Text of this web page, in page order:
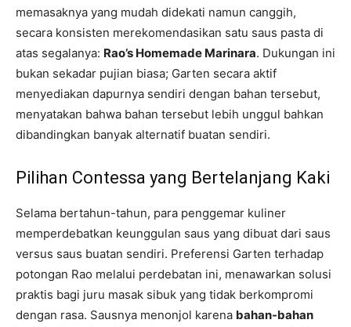
memasaknya yang mudah didekati namun canggih,
secara konsisten merekomendasikan satu saus pasta di
atas segalanya: Rao’s Homemade Marinara. Dukungan ini
bukan sekadar pujian biasa; Garten secara aktif
menyediakan dapurnya sendiri dengan bahan tersebut,
menyatakan bahwa bahan tersebut lebih unggul bahkan
dibandingkan banyak alternatif buatan sendiri.
Pilihan Contessa yang Bertelanjang Kaki
Selama bertahun-tahun, para penggemar kuliner
memperdebatkan keunggulan saus yang dibuat dari saus
versus saus buatan sendiri. Preferensi Garten terhadap
potongan Rao melalui perdebatan ini, menawarkan solusi
praktis bagi juru masak sibuk yang tidak berkompromi
dengan rasa. Sausnya menonjol karena bahan-bahan